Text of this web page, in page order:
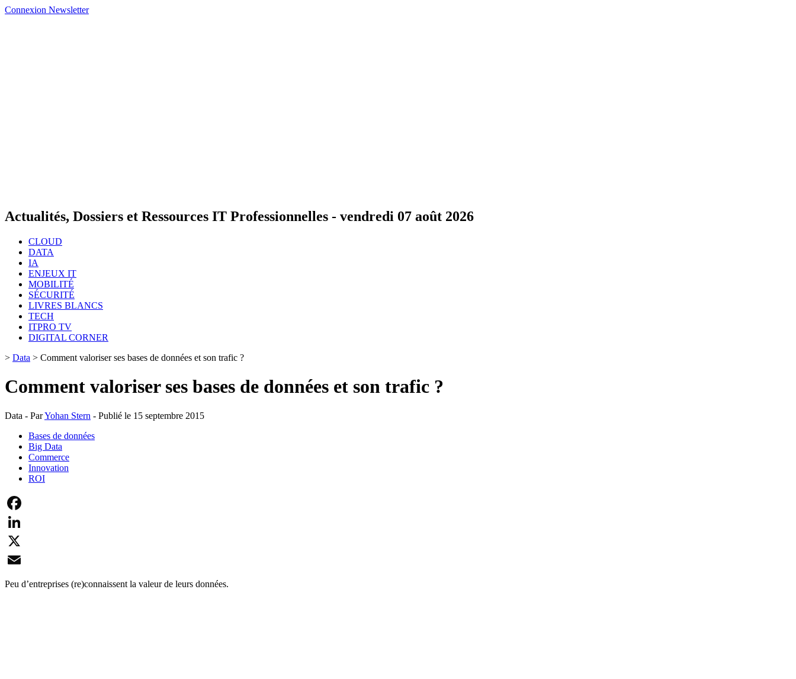
Connexion Newsletter
Actualités, Dossiers et Ressources IT Professionnelles - vendredi 07 août 2026
CLOUD
DATA
IA
ENJEUX IT
MOBILITÉ
SÉCURITÉ
LIVRES BLANCS
TECH
ITPRO TV
DIGITAL CORNER
> Data > Comment valoriser ses bases de données et son trafic ?
Comment valoriser ses bases de données et son trafic ?
Data - ParYohan Stern - Publié le 15 septembre 2015
Bases de données
Big Data
Commerce
Innovation
ROI
Facebook
LinkedIn
X
Email
Peu d’entreprises (re)connaissent la valeur de leurs données.